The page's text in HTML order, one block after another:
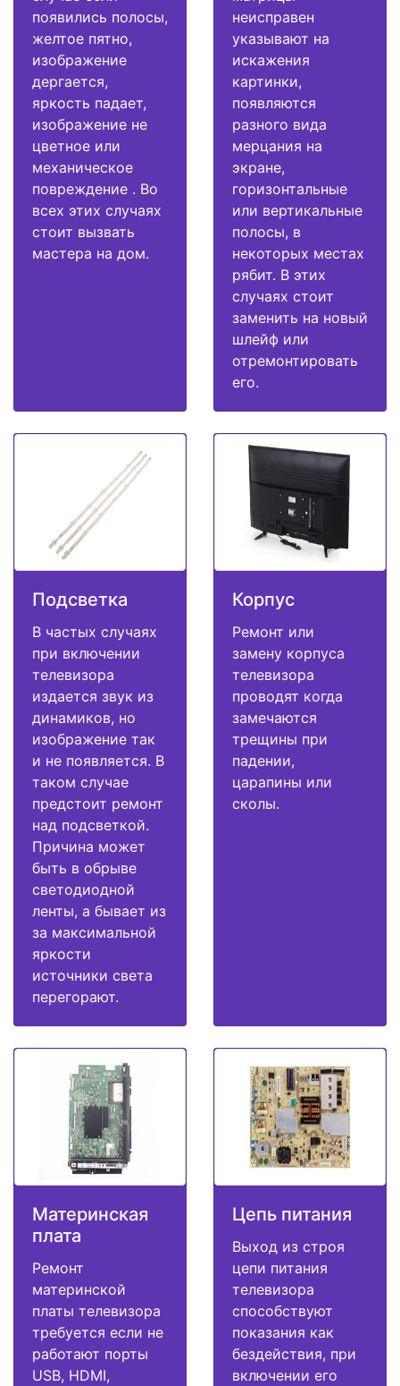
появились полосы,
желтое пятно,
изображение
дергается,
яркость падает,
изображение не
цветное или
механическое
повреждение . Во
всех этих случаях
стоит вызвать
мастера на дом.
неисправен
указывают на
искажения
картинки,
появляются
разного вида
мерцания на
экране,
горизонтальные
или вертикальные
полосы, в
некоторых местах
рябит. В этих
случаях стоит
заменить на новый
шлейф или
отремонтировать
его.
Подсветка
В частых случаях
при включении
телевизора
издается звук из
динамиков, но
изображение так
и не появляется. В
таком случае
предстоит ремонт
над подсветкой.
Причина может
быть в обрыве
светодиодной
ленты, а бывает из
за максимальной
яркости
источники света
перегорают.
Корпус
Ремонт или
замену корпуса
телевизора
проводят когда
замечаются
трещины при
падении,
царапины или
сколы.
Материнская
плата
Ремонт
материнской
платы телевизора
требуется если не
работают порты
USB, HDMI,
Цепь питания
Выход из строя
цепи питания
телевизора
способствуют
показания как
бездействия, при
включении его